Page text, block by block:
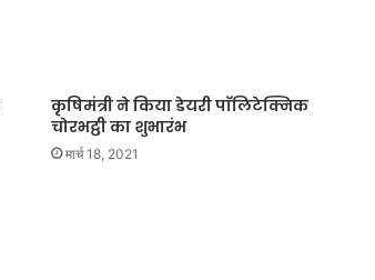
कृषिमंत्री ने किया डेयरी पाॅलिटेक्निक
चोरभट्ठी का शुभारंभ
मार्च 18, 2021